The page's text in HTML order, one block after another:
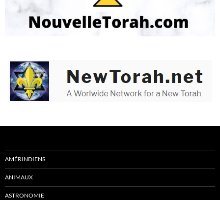
AMÉRINDIENS
ANIMAUX
ASTRONOMIE